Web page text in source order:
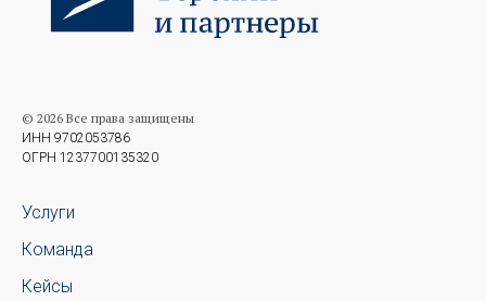
© 2026 Все права защищены
ИНН 9702053786
ОГРН 1237700135320
Услуги
Команда
Кейсы